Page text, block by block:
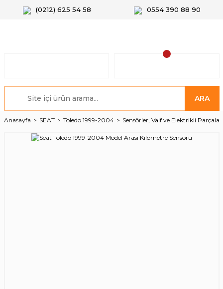
(0212) 625 54 58 0554 390 88 90
ARA
Anasayfa SEAT Toledo 1999-2004 Sensörler, Valf ve Elektrikli Parçalar